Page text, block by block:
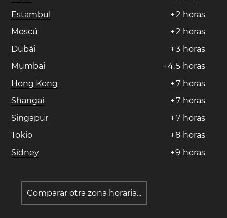
Estambul
+2 horas
Moscú
+2 horas
Dubái
+3 horas
Mumbai
+4,5 horas
Hong Kong
+7 horas
Shangai
+7 horas
Singapur
+7 horas
Tokio
+8 horas
Sídney
+9 horas
Comparar otra zona horaria...